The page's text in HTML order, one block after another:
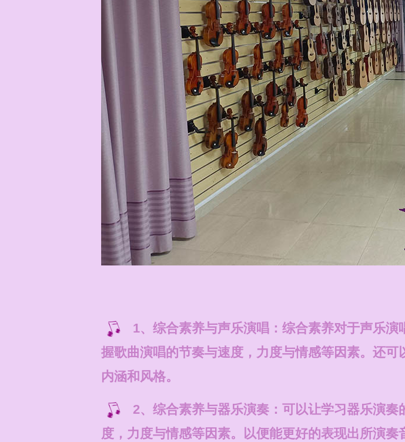
1、综合素养与声乐演唱：综合素养对于声乐
握歌曲演唱的节奏与速度，力度与情感等因素。还
内涵和风格。
2、综合素养与器乐演奏：可以让学习器乐演
度，力度与情感等因素。以便能更好的表现出所演奏